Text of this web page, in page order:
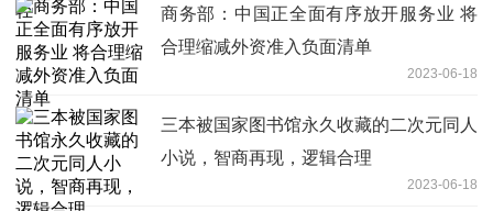
商务部：中国正全面有序放开服务业 将
合理缩减外资准入负面清单
2023-06-18
三本被国家图书馆永久收藏的二次元同人
小说，智商再现，逻辑合理
2023-06-18